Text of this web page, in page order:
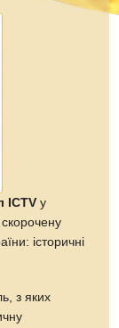
ICTV у
історичні
з яких